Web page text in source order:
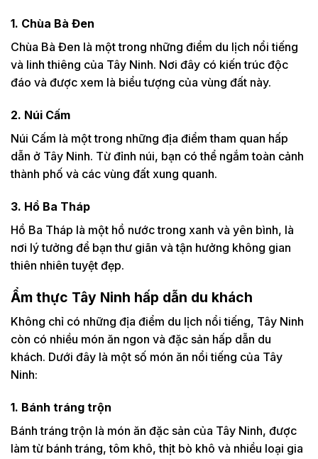
1. Chùa Bà Đen
Chùa Bà Đen là một trong những điểm du lịch nổi tiếng
và linh thiêng của Tây Ninh. Nơi đây có kiến trúc độc
đáo và được xem là biểu tượng của vùng đất này.
2. Núi Cấm
Núi Cấm là một trong những địa điểm tham quan hấp
dẫn ở Tây Ninh. Từ đỉnh núi, bạn có thể ngắm toàn cảnh
thành phố và các vùng đất xung quanh.
3. Hồ Ba Tháp
Hồ Ba Tháp là một hồ nước trong xanh và yên bình, là
nơi lý tưởng để bạn thư giãn và tận hưởng không gian
thiên nhiên tuyệt đẹp.
Ẩm thực Tây Ninh hấp dẫn du khách
Không chỉ có những địa điểm du lịch nổi tiếng, Tây Ninh
còn có nhiều món ăn ngon và đặc sản hấp dẫn du
khách. Dưới đây là một số món ăn nổi tiếng của Tây
Ninh:
1. Bánh tráng trộn
Bánh tráng trộn là món ăn đặc sản của Tây Ninh, được
làm từ bánh tráng, tôm khô, thịt bò khô và nhiều loại gia